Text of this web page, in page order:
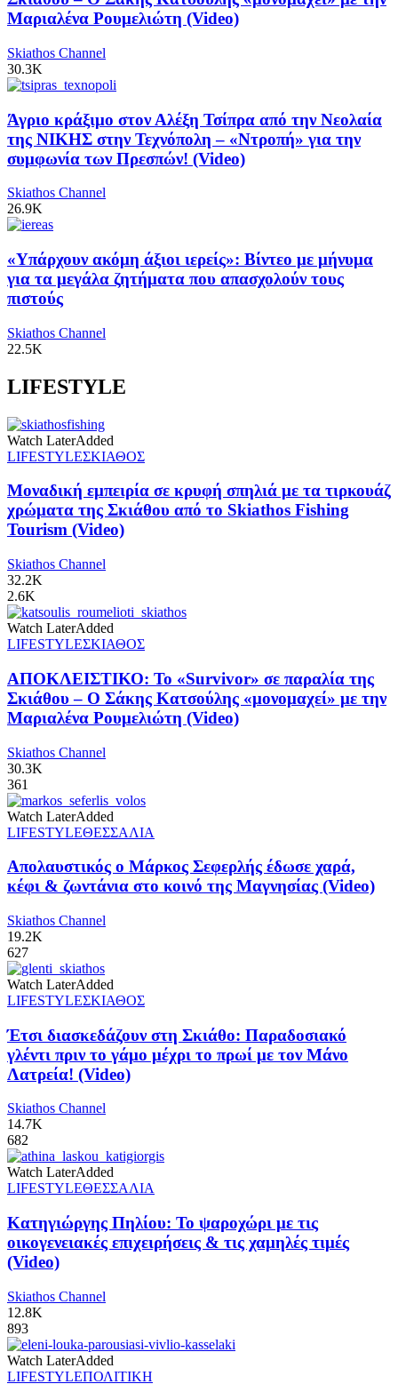
Μαριαλένα Ρουμελιώτη (Video)
Skiathos Channel
30.3K
Άγριο κράξιμο στον Αλέξη Τσίπρα από την Νεολαία
της ΝΙΚΗΣ στην Τεχνόπολη – «Ντροπή» για την
συμφωνία των Πρεσπών! (Video)
Skiathos Channel
26.9K
«Υπάρχουν ακόμη άξιοι ιερείς»: Βίντεο με μήνυμα
για τα μεγάλα ζητήματα που απασχολούν τους
πιστούς
Skiathos Channel
22.5K
LIFESTYLE
Watch LaterAdded
LIFESTYLEΣΚΙΑΘΟΣ
Μοναδική εμπειρία σε κρυφή σπηλιά με τα τιρκουάζ
χρώματα της Σκιάθου από το Skiathos Fishing
Tourism (Video)
Skiathos Channel
32.2K
2.6K
Watch LaterAdded
LIFESTYLEΣΚΙΑΘΟΣ
ΑΠΟΚΛΕΙΣΤΙΚΟ: Το «Survivor» σε παραλία της
Σκιάθου – Ο Σάκης Κατσούλης «μονομαχεί» με την
Μαριαλένα Ρουμελιώτη (Video)
Skiathos Channel
30.3K
361
Watch LaterAdded
LIFESTYLEΘΕΣΣΑΛΙΑ
Απολαυστικός ο Μάρκος Σεφερλής έδωσε χαρά,
κέφι & ζωντάνια στο κοινό της Μαγνησίας (Video)
Skiathos Channel
19.2K
627
Watch LaterAdded
LIFESTYLEΣΚΙΑΘΟΣ
Έτσι διασκεδάζουν στη Σκιάθο: Παραδοσιακό
γλέντι πριν το γάμο μέχρι το πρωί με τον Μάνο
Λατρεία! (Video)
Skiathos Channel
14.7K
682
Watch LaterAdded
LIFESTYLEΘΕΣΣΑΛΙΑ
Κατηγιώργης Πηλίου: Το ψαροχώρι με τις
οικογενειακές επιχειρήσεις & τις χαμηλές τιμές
(Video)
Skiathos Channel
12.8K
893
Watch LaterAdded
LIFESTYLEΠΟΛΙΤΙΚΗ